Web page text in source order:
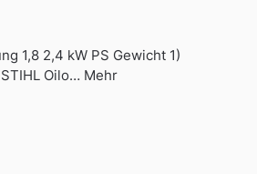
1,8 2,4 kW PS Gewicht 1)
Oilo… Mehr